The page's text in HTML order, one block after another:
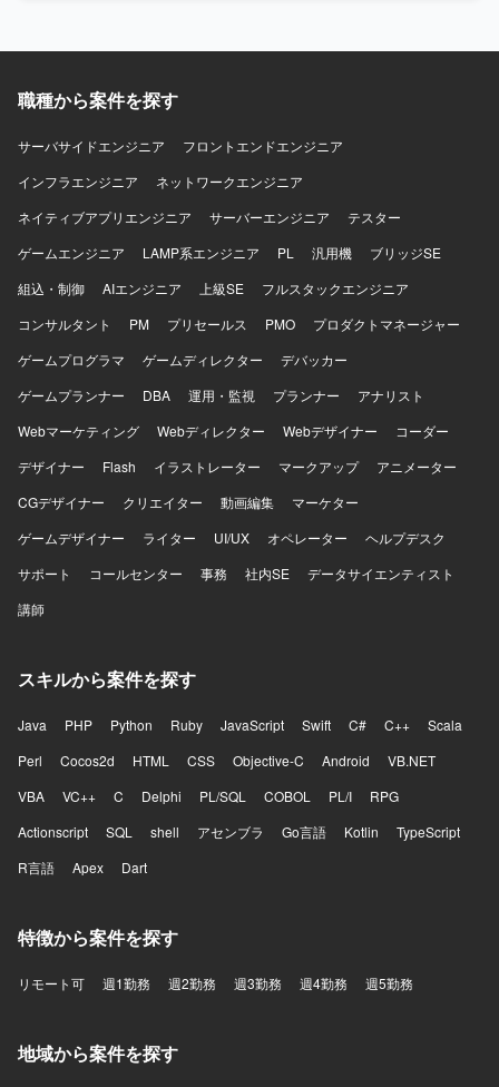
職種から案件を探す
サーバサイドエンジニア
フロントエンドエンジニア
インフラエンジニア
ネットワークエンジニア
ネイティブアプリエンジニア
サーバーエンジニア
テスター
ゲームエンジニア
LAMP系エンジニア PL 汎用機
ブリッジSE
組込・制御
AIエンジニア 上級SE
フルスタックエンジニア
コンサルタント
PM プリセールス PMO
プロダクトマネージャー
ゲームプログラマ
ゲームディレクター
デバッカー
ゲームプランナー
DBA 運用・監視 プランナー
アナリスト
Webマーケティング
Webディレクター Webデザイナー
コーダー
デザイナー
Flash イラストレーター マークアップ
アニメーター
CGデザイナー
クリエイター 動画編集
マーケター
ゲームデザイナー
ライター UI/UX オペレーター
ヘルプデスク
サポート
コールセンター 事務 社内SE
データサイエンティスト
講師
スキルから案件を探す
Java PHP Python Ruby JavaScript Swift C# C++
Scala
Perl
Cocos2d HTML CSS Objective-C Android
VB.NET
VBA
VC++ C Delphi PL/SQL COBOL PL/I
RPG
Actionscript
SQL shell アセンブラ Go言語 Kotlin
TypeScript
R言語
Apex Dart
特徴から案件を探す
リモート可 週1勤務 週2勤務 週3勤務 週4勤務 週5勤務
地域から案件を探す